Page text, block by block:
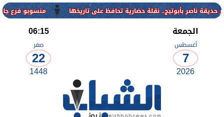
منسوبو فرع جامعة الأزهر للوجه
الجمعة
أغسطس
7
2026
06:15
صفر
22
1448